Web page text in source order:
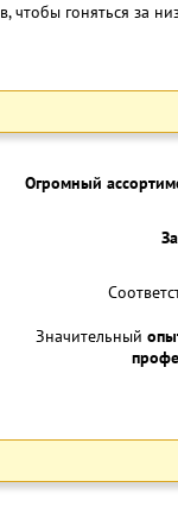
гоняться за
Огромный
Значительный